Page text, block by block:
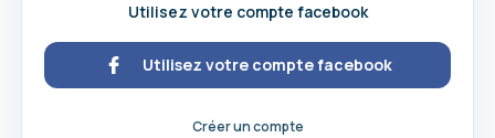
Utilisez votre compte facebook
Utilisez votre compte facebook
Créer un compte